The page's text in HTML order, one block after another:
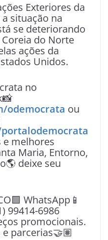
Exteriores da
situação na
se deteriorando
do Norte
ações da
Unidos.
no
odemocrata ou
e melhores
Maria, Entorno,
deixe seu
WhatsApp📱
99414-6986
promocionais.
parcerias🤝🏽